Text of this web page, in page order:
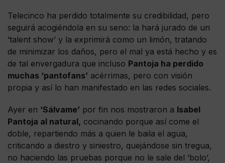
Telecinco ha perdido totalmente su credibilidad, pero
seguirá acogiéndola en su seno: la hará jurado de un
‘talent show’ y la exprimirá como un limón, tratando
de minimizar los daños, pero el mal ya está hecho y es
de tal envergadura que incluso Pantoja ha perdido
muchas ‘pantofans’ acérrimas, pero con visión
propia y así lo han manifestado en las redes sociales.
Ayer en ‘Sálvame’ por fin nos mostraron a Isabel
Pantoja al natural, cocinando porque así come el
doble, repartiendo más a quien le baila el agua,
criticando a diestro y siniestro, quejándose sin tregua,
no haciendo las pruebas porque no le sale del ‘bolo’,